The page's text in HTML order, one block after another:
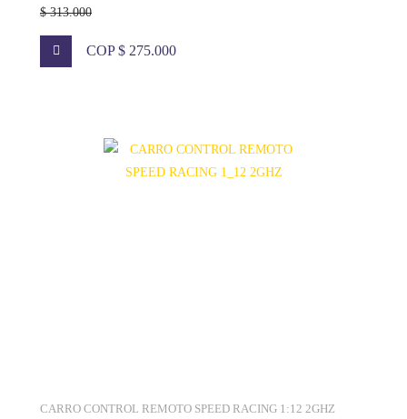
$ 313.000
COP $ 275.000
CARRO CONTROL REMOTO SPEED RACING 1:12 2GHZ